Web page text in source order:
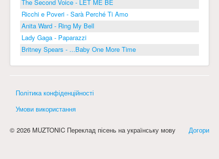
The Second Voice - LET ME BE
Ricchi e Poveri - Sarà Perché Ti Amo
Anita Ward - Ring My Bell
Lady Gaga - Paparazzi
Britney Spears - ...Baby One More Time
Політика конфіденційності
Умови використання
Догори
© 2026 MUZTONIC Переклад пісень на українську мову